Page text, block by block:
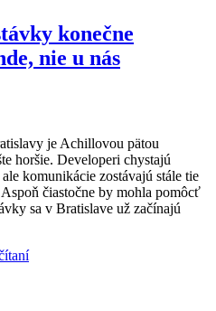
27.
2.
2023“
konečne
nie u nás
je Achillovou pätou
horšie. Developeri chystajú
komunikácie zostávajú stále tie
čiastočne by mohla pomôcť
sa v Bratislave už začínajú
„Nové